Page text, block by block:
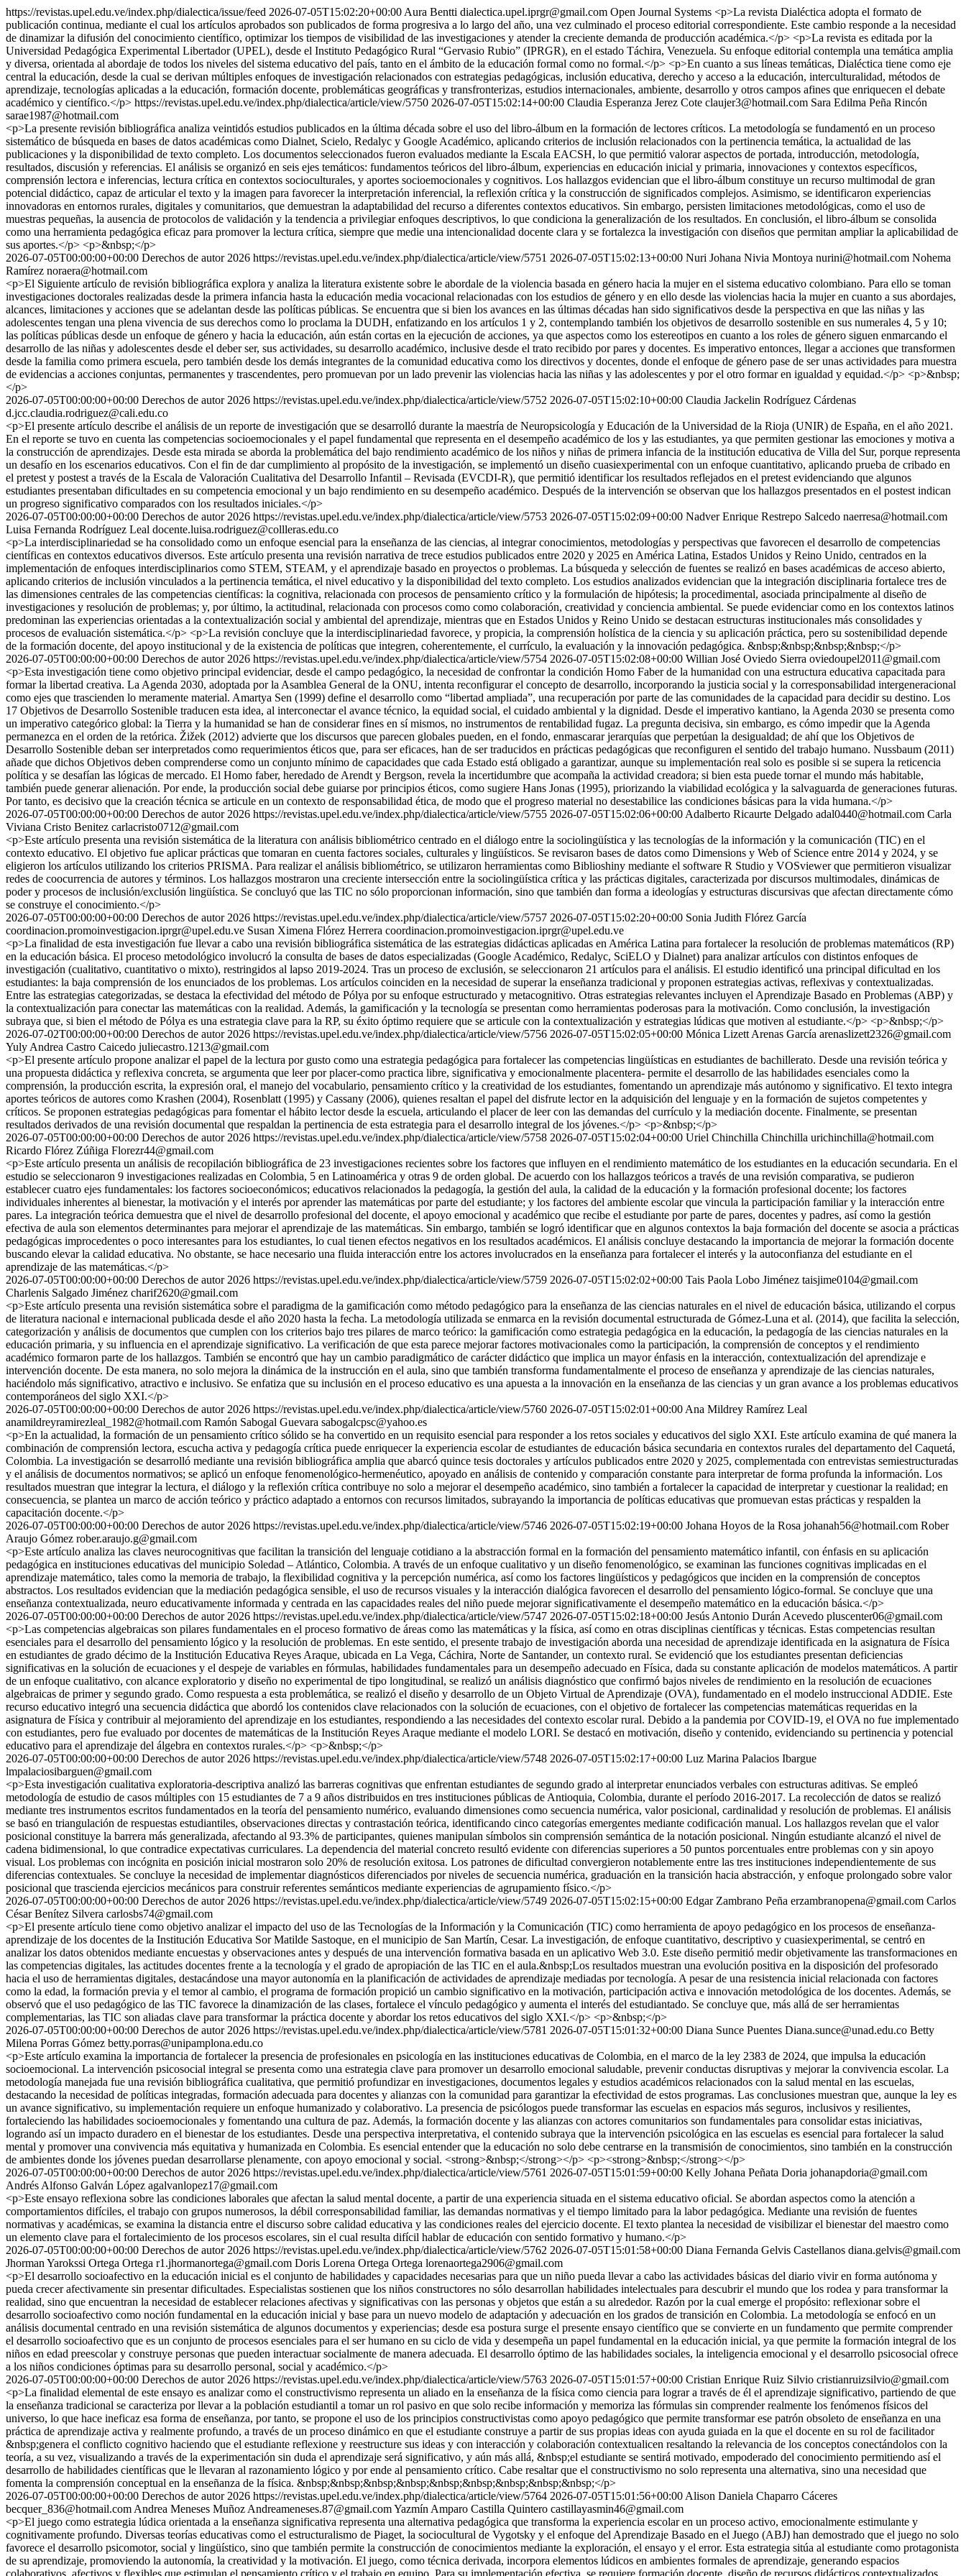
https://revistas.upel.edu.ve/index.php/dialectica/issue/feed 2026-07-05T15:02:20+00:00 Aura Bentti dialectica.upel.iprgr@gmail.com Open Journal Systems <p>La revista Dialéctica adopta el formato de
publicación continua, mediante el cual los artículos aprobados son publicados de forma progresiva a lo largo del año, una vez culminado el proceso editorial correspondiente. Este cambio responde a la necesidad
de dinamizar la difusión del conocimiento científico, optimizar los tiempos de visibilidad de las investigaciones y atender la creciente demanda de producción académica.</p> <p>La revista es editada por la
Universidad Pedagógica Experimental Libertador (UPEL), desde el Instituto Pedagógico Rural “Gervasio Rubio” (IPRGR), en el estado Táchira, Venezuela. Su enfoque editorial contempla una temática amplia
y diversa, orientada al abordaje de todos los niveles del sistema educativo del país, tanto en el ámbito de la educación formal como no formal.</p> <p>En cuanto a sus líneas temáticas, Dialéctica tiene como eje
central la educación, desde la cual se derivan múltiples enfoques de investigación relacionados con estrategias pedagógicas, inclusión educativa, derecho y acceso a la educación, interculturalidad, métodos de
aprendizaje, tecnologías aplicadas a la educación, formación docente, problemáticas geográficas y transfronterizas, estudios internacionales, ambiente, desarrollo y otros campos afines que enriquecen el debate
académico y científico.</p> https://revistas.upel.edu.ve/index.php/dialectica/article/view/5750 2026-07-05T15:02:14+00:00 Claudia Esperanza Jerez Cote claujer3@hotmail.com Sara Edilma Peña Rincón
sarae1987@hotmail.com
<p>La presente revisión bibliográfica analiza veintidós estudios publicados en la última década sobre el uso del libro-álbum en la formación de lectores críticos. La metodología se fundamentó en un proceso
sistemático de búsqueda en bases de datos académicas como Dialnet, Scielo, Redalyc y Google Académico, aplicando criterios de inclusión relacionados con la pertinencia temática, la actualidad de las
publicaciones y la disponibilidad de texto completo. Los documentos seleccionados fueron evaluados mediante la Escala EACSH, lo que permitió valorar aspectos de portada, introducción, metodología,
resultados, discusión y referencias. El análisis se organizó en seis ejes temáticos: fundamentos teóricos del libro-álbum, experiencias en educación inicial y primaria, innovaciones y contextos específicos,
comprensión lectora e inferencias, lectura crítica en contextos socioculturales, y aportes socioemocionales y cognitivos. Los hallazgos evidencian que el libro-álbum constituye un recurso multimodal de gran
potencial didáctico, capaz de articular el texto y la imagen para favorecer la interpretación inferencial, la reflexión crítica y la construcción de significados complejos. Asimismo, se identificaron experiencias
innovadoras en entornos rurales, digitales y comunitarios, que demuestran la adaptabilidad del recurso a diferentes contextos educativos. Sin embargo, persisten limitaciones metodológicas, como el uso de
muestras pequeñas, la ausencia de protocolos de validación y la tendencia a privilegiar enfoques descriptivos, lo que condiciona la generalización de los resultados. En conclusión, el libro-álbum se consolida
como una herramienta pedagógica eficaz para promover la lectura crítica, siempre que medie una intencionalidad docente clara y se fortalezca la investigación con diseños que permitan ampliar la aplicabilidad de
sus aportes.</p> <p>&nbsp;</p>
2026-07-05T00:00:00+00:00 Derechos de autor 2026 https://revistas.upel.edu.ve/index.php/dialectica/article/view/5751 2026-07-05T15:02:13+00:00 Nuri Johana Nivia Montoya nurini@hotmail.com Nohema
Ramírez noraera@hotmail.com
<p>El Siguiente artículo de revisión bibliográfica explora y analiza la literatura existente sobre le abordale de la violencia basada en género hacia la mujer en el sistema educativo colombiano. Para ello se toman
investigaciones doctorales realizadas desde la primera infancia hasta la educación media vocacional relacionadas con los estudios de género y en ello desde las violencias hacia la mujer en cuanto a sus abordajes,
alcances, limitaciones y acciones que se adelantan desde las políticas públicas. Se encuentra que si bien los avances en las últimas décadas han sido significativos desde la perspectiva en que las niñas y las
adolescentes tengan una plena vivencia de sus derechos como lo proclama la DUDH, enfatizando en los artículos 1 y 2, contemplando también los objetivos de desarrollo sostenible en sus numerales 4, 5 y 10;
las políticas públicas desde un enfoque de género y hacia la educación, aún están cortas en la ejecución de acciones, ya que aspectos como los estereotipos en cuanto a los roles de género siguen enmarcando el
desarrollo de las niñas y adolescentes desde el deber ser, sus actividades, su desarrollo académico, inclusive desde el trato recibido por pares y docentes. Es imperativo entonces, llegar a acciones que transformen
desde la familia como primera escuela, pero también desde los demás integrantes de la comunidad educativa como los directivos y docentes, donde el enfoque de género pase de ser unas actividades para muestra
de evidencias a acciones conjuntas, permanentes y trascendentes, pero promuevan por un lado prevenir las violencias hacia las niñas y las adolescentes y por el otro formar en igualdad y equidad.</p> <p>&nbsp;
</p>
2026-07-05T00:00:00+00:00 Derechos de autor 2026 https://revistas.upel.edu.ve/index.php/dialectica/article/view/5752 2026-07-05T15:02:10+00:00 Claudia Jackelin Rodríguez Cárdenas
d.jcc.claudia.rodriguez@cali.edu.co
<p>El presente artículo describe el análisis de un reporte de investigación que se desarrolló durante la maestría de Neuropsicología y Educación de la Universidad de la Rioja (UNIR) de España, en el año 2021.
En el reporte se tuvo en cuenta las competencias socioemocionales y el papel fundamental que representa en el desempeño académico de los y las estudiantes, ya que permiten gestionar las emociones y motiva a
la construcción de aprendizajes. Desde esta mirada se aborda la problemática del bajo rendimiento académico de los niños y niñas de primera infancia de la institución educativa de Villa del Sur, porque representa
un desafío en los escenarios educativos. Con el fin de dar cumplimiento al propósito de la investigación, se implementó un diseño cuasiexperimental con un enfoque cuantitativo, aplicando prueba de cribado en
el pretest y postest a través de la Escala de Valoración Cualitativa del Desarrollo Infantil – Revisada (EVCDI-R), que permitió identificar los resultados reflejados en el pretest evidenciando que algunos
estudiantes presentaban dificultades en su competencia emocional y un bajo rendimiento en su desempeño académico. Después de la intervención se observan que los hallazgos presentados en el postest indican
un progreso significativo comparados con los resultados iniciales.</p>
2026-07-05T00:00:00+00:00 Derechos de autor 2026 https://revistas.upel.edu.ve/index.php/dialectica/article/view/5753 2026-07-05T15:02:09+00:00 Nadver Enrique Restrepo Salcedo naerresa@hotmail.com
Luisa Fernanda Rodríguez Leal docente.luisa.rodriguez@collleras.edu.co
<p>La interdisciplinariedad se ha consolidado como un enfoque esencial para la enseñanza de las ciencias, al integrar conocimientos, metodologías y perspectivas que favorecen el desarrollo de competencias
científicas en contextos educativos diversos. Este artículo presenta una revisión narrativa de trece estudios publicados entre 2020 y 2025 en América Latina, Estados Unidos y Reino Unido, centrados en la
implementación de enfoques interdisciplinarios como STEM, STEAM, y el aprendizaje basado en proyectos o problemas. La búsqueda y selección de fuentes se realizó en bases académicas de acceso abierto,
aplicando criterios de inclusión vinculados a la pertinencia temática, el nivel educativo y la disponibilidad del texto completo. Los estudios analizados evidencian que la integración disciplinaria fortalece tres de
las dimensiones centrales de las competencias científicas: la cognitiva, relacionada con procesos de pensamiento crítico y la formulación de hipótesis; la procedimental, asociada principalmente al diseño de
investigaciones y resolución de problemas; y, por último, la actitudinal, relacionada con procesos como como colaboración, creatividad y conciencia ambiental. Se puede evidenciar como en los contextos latinos
predominan las experiencias orientadas a la contextualización social y ambiental del aprendizaje, mientras que en Estados Unidos y Reino Unido se destacan estructuras institucionales más consolidades y
procesos de evaluación sistemática.</p> <p>La revisión concluye que la interdisciplinariedad favorece, y propicia, la comprensión holística de la ciencia y su aplicación práctica, pero su sostenibilidad depende
de la formación docente, del apoyo institucional y de la existencia de políticas que integren, coherentemente, el currículo, la evaluación y la innovación pedagógica. &nbsp;&nbsp;&nbsp;&nbsp;</p>
2026-07-05T00:00:00+00:00 Derechos de autor 2026 https://revistas.upel.edu.ve/index.php/dialectica/article/view/5754 2026-07-05T15:02:08+00:00 Willian José Oviedo Sierra oviedoupel2011@gmail.com
<p>Esta investigación tiene como objetivo principal evidenciar, desde el campo pedagógico, la necesidad de confrontar la condición Homo Faber de la humanidad con una estructura educativa capacitada para
formar la libertad creativa. La Agenda 2030, adoptada por la Asamblea General de la ONU, intenta reconfigurar el concepto de desarrollo, incorporando la justicia social y la corresponsabilidad intergeneracional
como ejes que trascienden lo meramente material. Amartya Sen (1999) define el desarrollo como “libertad ampliada”, una recuperación por parte de las comunidades de la capacidad para decidir su destino. Los
17 Objetivos de Desarrollo Sostenible traducen esta idea, al interconectar el avance técnico, la equidad social, el cuidado ambiental y la dignidad. Desde el imperativo kantiano, la Agenda 2030 se presenta como
un imperativo categórico global: la Tierra y la humanidad se han de considerar fines en sí mismos, no instrumentos de rentabilidad fugaz. La pregunta decisiva, sin embargo, es cómo impedir que la Agenda
permanezca en el orden de la retórica. Žižek (2012) advierte que los discursos que parecen globales pueden, en el fondo, enmascarar jerarquías que perpetúan la desigualdad; de ahí que los Objetivos de
Desarrollo Sostenible deban ser interpretados como requerimientos éticos que, para ser eficaces, han de ser traducidos en prácticas pedagógicas que reconfiguren el sentido del trabajo humano. Nussbaum (2011)
añade que dichos Objetivos deben comprenderse como un conjunto mínimo de capacidades que cada Estado está obligado a garantizar, aunque su implementación real solo es posible si se supera la reticencia
política y se desafían las lógicas de mercado. El Homo faber, heredado de Arendt y Bergson, revela la incertidumbre que acompaña la actividad creadora; si bien esta puede tornar el mundo más habitable,
también puede generar alienación. Por ende, la producción social debe guiarse por principios éticos, como sugiere Hans Jonas (1995), priorizando la viabilidad ecológica y la salvaguarda de generaciones futuras.
Por tanto, es decisivo que la creación técnica se articule en un contexto de responsabilidad ética, de modo que el progreso material no desestabilice las condiciones básicas para la vida humana.</p>
2026-07-05T00:00:00+00:00 Derechos de autor 2026 https://revistas.upel.edu.ve/index.php/dialectica/article/view/5755 2026-07-05T15:02:06+00:00 Adalberto Ricaurte Delgado adal0440@hotmail.com Carla
Viviana Cristo Benitez carlacristo0712@gmail.com
<p>Este artículo presenta una revisión sistemática de la literatura con análisis bibliométrico centrado en el diálogo entre la sociolingüística y las tecnologías de la información y la comunicación (TIC) en el
contexto educativo. El objetivo fue aplicar prácticas que tomaran en cuenta factores sociales, culturales y lingüísticos. Se revisaron bases de datos como Dimensions y Web of Science entre 2014 y 2024, y se
eligieron los artículos utilizando los criterios PRISMA. Para realizar el análisis bibliométrico, se utilizaron herramientas como Biblioshiny mediante el software R Studio y VOSviewer que permitieron visualizar
redes de coocurrencia de autores y términos. Los hallazgos mostraron una creciente intersección entre la sociolingüística crítica y las prácticas digitales, caracterizada por discursos multimodales, dinámicas de
poder y procesos de inclusión/exclusión lingüística. Se concluyó que las TIC no sólo proporcionan información, sino que también dan forma a ideologías y estructuras discursivas que afectan directamente cómo
se construye el conocimiento.</p>
2026-07-05T00:00:00+00:00 Derechos de autor 2026 https://revistas.upel.edu.ve/index.php/dialectica/article/view/5757 2026-07-05T15:02:20+00:00 Sonia Judith Flórez García
coordinacion.promoinvestigacion.iprgr@upel.edu.ve Susan Ximena Flórez Herrera coordinacion.promoinvestigacion.iprgr@upel.edu.ve
<p>La finalidad de esta investigación fue llevar a cabo una revisión bibliográfica sistemática de las estrategias didácticas aplicadas en América Latina para fortalecer la resolución de problemas matemáticos (RP)
en la educación básica. El proceso metodológico involucró la consulta de bases de datos especializadas (Google Académico, Redalyc, SciELO y Dialnet) para analizar artículos con distintos enfoques de
investigación (cualitativo, cuantitativo o mixto), restringidos al lapso 2019-2024. Tras un proceso de exclusión, se seleccionaron 21 artículos para el análisis. El estudio identificó una principal dificultad en los
estudiantes: la baja comprensión de los enunciados de los problemas. Los artículos coinciden en la necesidad de superar la enseñanza tradicional y proponen estrategias activas, reflexivas y contextualizadas.
Entre las estrategias categorizadas, se destaca la efectividad del método de Pólya por su enfoque estructurado y metacognitivo. Otras estrategias relevantes incluyen el Aprendizaje Basado en Problemas (ABP) y
la contextualización para conectar las matemáticas con la realidad. Además, la gamificación y la tecnología se presentan como herramientas poderosas para la motivación. Como conclusión, la investigación
subraya que, si bien el método de Pólya es una estrategia clave para la RP, su éxito óptimo requiere que se articule con la contextualización y estrategias lúdicas que motiven al estudiante.</p> <p>&nbsp;</p>
2026-07-02T00:00:00+00:00 Derechos de autor 2026 https://revistas.upel.edu.ve/index.php/dialectica/article/view/5756 2026-07-05T15:02:05+00:00 Mónica Lizett Arenas García arenaslizett2326@gmail.com
Yuly Andrea Castro Caicedo juliecastro.1213@gmail.com
<p>El presente artículo propone analizar el papel de la lectura por gusto como una estrategia pedagógica para fortalecer las competencias lingüísticas en estudiantes de bachillerato. Desde una revisión teórica y
una propuesta didáctica y reflexiva concreta, se argumenta que leer por placer-como practica libre, significativa y emocionalmente placentera- permite el desarrollo de las habilidades esenciales como la
comprensión, la producción escrita, la expresión oral, el manejo del vocabulario, pensamiento crítico y la creatividad de los estudiantes, fomentando un aprendizaje más autónomo y significativo. El texto integra
aportes teóricos de autores como Krashen (2004), Rosenblatt (1995) y Cassany (2006), quienes resaltan el papel del disfrute lector en la adquisición del lenguaje y en la formación de sujetos competentes y
críticos. Se proponen estrategias pedagógicas para fomentar el hábito lector desde la escuela, articulando el placer de leer con las demandas del currículo y la mediación docente. Finalmente, se presentan
resultados derivados de una revisión documental que respaldan la pertinencia de esta estrategia para el desarrollo integral de los jóvenes.</p> <p>&nbsp;</p>
2026-07-05T00:00:00+00:00 Derechos de autor 2026 https://revistas.upel.edu.ve/index.php/dialectica/article/view/5758 2026-07-05T15:02:04+00:00 Uriel Chinchilla Chinchilla urichinchilla@hotmail.com
Ricardo Flórez Zúñiga Florezr44@gmail.com
<p>Este artículo presenta un análisis de recopilación bibliográfica de 23 investigaciones recientes sobre los factores que influyen en el rendimiento matemático de los estudiantes en la educación secundaria. En el
estudio se seleccionaron 9 investigaciones realizadas en Colombia, 5 en Latinoamérica y otras 9 de orden global. De acuerdo con los hallazgos teóricos a través de una revisión comparativa, se pudieron
establecer cuatro ejes fundamentales: los factores socioeconómicos; educativos relacionados la pedagogía, la gestión del aula, la calidad de la educación y la formación profesional docente; los factores
individuales inherentes al bienestar, la motivación y el interés por aprender las matemáticas por parte del estudiante; y los factores del ambiente escolar que vincula la participación familiar y la interacción entre
pares. La integración teórica demuestra que el nivel de desarrollo profesional del docente, el apoyo emocional y académico que recibe el estudiante por parte de pares, docentes y padres, así como la gestión
efectiva de aula son elementos determinantes para mejorar el aprendizaje de las matemáticas. Sin embargo, también se logró identificar que en algunos contextos la baja formación del docente se asocia a prácticas
pedagógicas improcedentes o poco interesantes para los estudiantes, lo cual tienen efectos negativos en los resultados académicos. El análisis concluye destacando la importancia de mejorar la formación docente
buscando elevar la calidad educativa. No obstante, se hace necesario una fluida interacción entre los actores involucrados en la enseñanza para fortalecer el interés y la autoconfianza del estudiante en el
aprendizaje de las matemáticas.</p>
2026-07-05T00:00:00+00:00 Derechos de autor 2026 https://revistas.upel.edu.ve/index.php/dialectica/article/view/5759 2026-07-05T15:02:02+00:00 Tais Paola Lobo Jiménez taisjime0104@gmail.com
Charlenis Salgado Jiménez charif2620@gmail.com
<p>Este artículo presenta una revisión sistemática sobre el paradigma de la gamificación como método pedagógico para la enseñanza de las ciencias naturales en el nivel de educación básica, utilizando el corpus
de literatura nacional e internacional publicada desde el año 2020 hasta la fecha. La metodología utilizada se enmarca en la revisión documental estructurada de Gómez-Luna et al. (2014), que facilita la selección,
categorización y análisis de documentos que cumplen con los criterios bajo tres pilares de marco teórico: la gamificación como estrategia pedagógica en la educación, la pedagogía de las ciencias naturales en la
educación primaria, y su influencia en el aprendizaje significativo. La verificación de que esta parece mejorar factores motivacionales como la participación, la comprensión de conceptos y el rendimiento
académico formaron parte de los hallazgos. También se encontró que hay un cambio paradigmático de carácter didáctico que implica un mayor énfasis en la interacción, contextualización del aprendizaje e
intervención docente. De esta manera, no solo mejora la dinámica de la instrucción en el aula, sino que también transforma fundamentalmente el proceso de enseñanza y aprendizaje de las ciencias naturales,
haciéndolo más significativo, atractivo e inclusivo. Se enfatiza que su inclusión en el proceso educativo es una apuesta a la innovación en la enseñanza de las ciencias y un gran avance a los problemas educativos
contemporáneos del siglo XXI.</p>
2026-07-05T00:00:00+00:00 Derechos de autor 2026 https://revistas.upel.edu.ve/index.php/dialectica/article/view/5760 2026-07-05T15:02:01+00:00 Ana Mildrey Ramírez Leal
anamildreyramirezleal_1982@hotmail.com Ramón Sabogal Guevara sabogalcpsc@yahoo.es
<p>En la actualidad, la formación de un pensamiento crítico sólido se ha convertido en un requisito esencial para responder a los retos sociales y educativos del siglo XXI. Este artículo examina de qué manera la
combinación de comprensión lectora, escucha activa y pedagogía crítica puede enriquecer la experiencia escolar de estudiantes de educación básica secundaria en contextos rurales del departamento del Caquetá,
Colombia. La investigación se desarrolló mediante una revisión bibliográfica amplia que abarcó quince tesis doctorales y artículos publicados entre 2020 y 2025, complementada con entrevistas semiestructuradas
y el análisis de documentos normativos; se aplicó un enfoque fenomenológico-hermenéutico, apoyado en análisis de contenido y comparación constante para interpretar de forma profunda la información. Los
resultados muestran que integrar la lectura, el diálogo y la reflexión crítica contribuye no solo a mejorar el desempeño académico, sino también a fortalecer la capacidad de interpretar y cuestionar la realidad; en
consecuencia, se plantea un marco de acción teórico y práctico adaptado a entornos con recursos limitados, subrayando la importancia de políticas educativas que promuevan estas prácticas y respalden la
capacitación docente.</p>
2026-07-05T00:00:00+00:00 Derechos de autor 2026 https://revistas.upel.edu.ve/index.php/dialectica/article/view/5746 2026-07-05T15:02:19+00:00 Johana Hoyos de la Rosa johanah56@hotmail.com Rober
Araujo Gómez rober.araujo.g@gmail.com
<p>Este artículo analiza las claves neurocognitivas que facilitan la transición del lenguaje cotidiano a la abstracción formal en la formación del pensamiento matemático infantil, con énfasis en su aplicación
pedagógica en instituciones educativas del municipio Soledad – Atlántico, Colombia. A través de un enfoque cualitativo y un diseño fenomenológico, se examinan las funciones cognitivas implicadas en el
aprendizaje matemático, tales como la memoria de trabajo, la flexibilidad cognitiva y la percepción numérica, así como los factores lingüísticos y pedagógicos que inciden en la comprensión de conceptos
abstractos. Los resultados evidencian que la mediación pedagógica sensible, el uso de recursos visuales y la interacción dialógica favorecen el desarrollo del pensamiento lógico-formal. Se concluye que una
enseñanza contextualizada, neuro educativamente informada y centrada en las capacidades reales del niño puede mejorar significativamente el desempeño matemático en la educación básica.</p>
2026-07-05T00:00:00+00:00 Derechos de autor 2026 https://revistas.upel.edu.ve/index.php/dialectica/article/view/5747 2026-07-05T15:02:18+00:00 Jesús Antonio Durán Acevedo pluscenter06@gmail.com
<p>Las competencias algebraicas son pilares fundamentales en el proceso formativo de áreas como las matemáticas y la física, así como en otras disciplinas científicas y técnicas. Estas competencias resultan
esenciales para el desarrollo del pensamiento lógico y la resolución de problemas. En este sentido, el presente trabajo de investigación aborda una necesidad de aprendizaje identificada en la asignatura de Física
en estudiantes de grado décimo de la Institución Educativa Reyes Araque, ubicada en La Vega, Cáchira, Norte de Santander, un contexto rural. Se evidenció que los estudiantes presentan deficiencias
significativas en la solución de ecuaciones y el despeje de variables en fórmulas, habilidades fundamentales para un desempeño adecuado en Física, dada su constante aplicación de modelos matemáticos. A partir
de un enfoque cualitativo, con alcance exploratorio y diseño no experimental de tipo longitudinal, se realizó un análisis diagnóstico que confirmó bajos niveles de rendimiento en la resolución de ecuaciones
algebraicas de primer y segundo grado. Como respuesta a esta problemática, se realizó el diseño y desarrollo de un Objeto Virtual de Aprendizaje (OVA), fundamentado en el modelo instruccional ADDIE. Este
recurso educativo integró una secuencia didáctica que abordó los contenidos clave relacionados con la solución de ecuaciones, con el objetivo de fortalecer las competencias matemáticas requeridas en la
asignatura de Física y contribuir al mejoramiento del aprendizaje en los estudiantes, respondiendo a las necesidades del contexto escolar rural. Debido a la pandemia por COVID-19, el OVA no fue implementado
con estudiantes, pero fue evaluado por docentes de matemáticas de la Institución Reyes Araque mediante el modelo LORI. Se destacó en motivación, diseño y contenido, evidenciando su pertinencia y potencial
educativo para el aprendizaje del álgebra en contextos rurales.</p> <p>&nbsp;</p>
2026-07-05T00:00:00+00:00 Derechos de autor 2026 https://revistas.upel.edu.ve/index.php/dialectica/article/view/5748 2026-07-05T15:02:17+00:00 Luz Marina Palacios Ibargue
lmpalaciosibarguen@gmail.com
<p>Esta investigación cualitativa exploratoria-descriptiva analizó las barreras cognitivas que enfrentan estudiantes de segundo grado al interpretar enunciados verbales con estructuras aditivas. Se empleó
metodología de estudio de casos múltiples con 15 estudiantes de 7 a 9 años distribuidos en tres instituciones públicas de Antioquia, Colombia, durante el período 2016-2017. La recolección de datos se realizó
mediante tres instrumentos escritos fundamentados en la teoría del pensamiento numérico, evaluando dimensiones como secuencia numérica, valor posicional, cardinalidad y resolución de problemas. El análisis
se basó en triangulación de respuestas estudiantiles, observaciones directas y contrastación teórica, identificando cinco categorías emergentes mediante codificación manual. Los hallazgos revelan que el valor
posicional constituye la barrera más generalizada, afectando al 93.3% de participantes, quienes manipulan símbolos sin comprensión semántica de la notación posicional. Ningún estudiante alcanzó el nivel de
cadena bidimensional, lo que contradice expectativas curriculares. La dependencia del material concreto resultó evidente con diferencias superiores a 50 puntos porcentuales entre problemas con y sin apoyo
visual. Los problemas con incógnita en posición inicial mostraron solo 20% de resolución exitosa. Los patrones de dificultad convergieron notablemente entre las tres instituciones independientemente de sus
diferencias contextuales. Se concluye la necesidad de implementar diagnósticos diferenciados por niveles de secuencia numérica, graduación en la transición hacia abstracción, y enfoque prolongado sobre valor
posicional que trascienda ejercicios mecánicos para construir referentes semánticos mediante experiencias de agrupamiento físico.</p>
2026-07-05T00:00:00+00:00 Derechos de autor 2026 https://revistas.upel.edu.ve/index.php/dialectica/article/view/5749 2026-07-05T15:02:15+00:00 Edgar Zambrano Peña erzambranopena@gmail.com Carlos
César Benítez Silvera carlosbs74@gmail.com
<p>El presente artículo tiene como objetivo analizar el impacto del uso de las Tecnologías de la Información y la Comunicación (TIC) como herramienta de apoyo pedagógico en los procesos de enseñanza-
aprendizaje de los docentes de la Institución Educativa Sor Matilde Sastoque, en el municipio de San Martín, Cesar. La investigación, de enfoque cuantitativo, descriptivo y cuasiexperimental, se centró en
analizar los datos obtenidos mediante encuestas y observaciones antes y después de una intervención formativa basada en un aplicativo Web 3.0. Este diseño permitió medir objetivamente las transformaciones en
las competencias digitales, las actitudes docentes frente a la tecnología y el grado de apropiación de las TIC en el aula.&nbsp;Los resultados muestran una evolución positiva en la disposición del profesorado
hacia el uso de herramientas digitales, destacándose una mayor autonomía en la planificación de actividades de aprendizaje mediadas por tecnología. A pesar de una resistencia inicial relacionada con factores
como la edad, la formación previa y el temor al cambio, el programa de formación propició un cambio significativo en la motivación, participación activa e innovación metodológica de los docentes. Además, se
observó que el uso pedagógico de las TIC favorece la dinamización de las clases, fortalece el vínculo pedagógico y aumenta el interés del estudiantado. Se concluye que, más allá de ser herramientas
complementarias, las TIC son aliadas clave para transformar la práctica docente y abordar los retos educativos del siglo XXI.</p> <p>&nbsp;</p>
2026-07-05T00:00:00+00:00 Derechos de autor 2026 https://revistas.upel.edu.ve/index.php/dialectica/article/view/5781 2026-07-05T15:01:32+00:00 Diana Sunce Puentes Diana.sunce@unad.edu.co Betty
Milena Porras Gómez betty.porras@unipamplona.edu.co
<p>Este artículo examina la importancia de fortalecer la presencia de profesionales en psicología en las instituciones educativas de Colombia, en el marco de la ley 2383 de 2024, que impulsa la educación
socioemocional. La intervención psicosocial integral se presenta como una estrategia clave para promover un desarrollo emocional saludable, prevenir conductas disruptivas y mejorar la convivencia escolar. La
metodología manejada fue una revisión bibliográfica cualitativa, que permitió profundizar en investigaciones, documentos legales y estudios académicos relacionados con la salud mental en las escuelas,
destacando la necesidad de políticas integradas, formación adecuada para docentes y alianzas con la comunidad para garantizar la efectividad de estos programas. Las conclusiones muestran que, aunque la ley es
un avance significativo, su implementación requiere un enfoque humanizado y colaborativo. La presencia de psicólogos puede transformar las escuelas en espacios más seguros, inclusivos y resilientes,
fortaleciendo las habilidades socioemocionales y fomentando una cultura de paz. Además, la formación docente y las alianzas con actores comunitarios son fundamentales para consolidar estas iniciativas,
logrando así un impacto duradero en el bienestar de los estudiantes. Desde una perspectiva interpretativa, el contenido subraya que la intervención psicológica en las escuelas es esencial para fortalecer la salud
mental y promover una convivencia más equitativa y humanizada en Colombia. Es esencial entender que la educación no solo debe centrarse en la transmisión de conocimientos, sino también en la construcción
de ambientes donde los jóvenes puedan desarrollarse plenamente, con apoyo emocional y social. <strong>&nbsp;</strong></p> <p><strong>&nbsp;</strong></p>
2026-07-05T00:00:00+00:00 Derechos de autor 2026 https://revistas.upel.edu.ve/index.php/dialectica/article/view/5761 2026-07-05T15:01:59+00:00 Kelly Johana Peñata Doria johanapdoria@gmail.com
Andrés Alfonso Galván López agalvanlopez17@gmail.com
<p>Este ensayo reflexiona sobre las condiciones laborales que afectan la salud mental docente, a partir de una experiencia situada en el sistema educativo oficial. Se abordan aspectos como la atención a
comportamientos difíciles, el trabajo con grupos numerosos, la débil corresponsabilidad familiar, las demandas normativas y el tiempo limitado para la labor pedagógica. Mediante una revisión de fuentes
normativas y académicas, se examina la distancia entre el discurso sobre calidad educativa y las condiciones reales del ejercicio docente. El texto plantea la necesidad de visibilizar el bienestar del maestro como
un elemento clave para el fortalecimiento de los procesos escolares, sin el cual resulta difícil hablar de educación con sentido formativo y humano.</p>
2026-07-05T00:00:00+00:00 Derechos de autor 2026 https://revistas.upel.edu.ve/index.php/dialectica/article/view/5762 2026-07-05T15:01:58+00:00 Diana Fernanda Gelvis Castellanos diana.gelvis@gmail.com
Jhorman Yarokssi Ortega Ortega r1.jhormanortega@gmail.com Doris Lorena Ortega Ortega lorenaortega2906@gmail.com
<p>El desarrollo socioafectivo en la educación inicial es el conjunto de habilidades y capacidades necesarias para que un niño pueda llevar a cabo las actividades básicas del diario vivir en forma autónoma y
pueda crecer afectivamente sin presentar dificultades. Especialistas sostienen que los niños constructores no sólo desarrollan habilidades intelectuales para descubrir el mundo que los rodea y para transformar la
realidad, sino que encuentran la necesidad de establecer relaciones afectivas y significativas con las personas y objetos que están a su alrededor. Razón por la cual emerge el propósito: reflexionar sobre el
desarrollo socioafectivo como noción fundamental en la educación inicial y base para un nuevo modelo de adaptación y adecuación en los grados de transición en Colombia. La metodología se enfocó en un
análisis documental centrado en una revisión sistemática de algunos documentos y experiencias; desde esa postura surge el presente ensayo científico que se convierte en un fundamento que permite comprender
el desarrollo socioafectivo que es un conjunto de procesos esenciales para el ser humano en su ciclo de vida y desempeña un papel fundamental en la educación inicial, ya que permite la formación integral de los
niños en edad preescolar y construye personas que pueden interactuar socialmente de manera adecuada. El desarrollo óptimo de las habilidades sociales, la inteligencia emocional y el desarrollo psicosocial ofrece
a los niños condiciones óptimas para su desarrollo personal, social y académico.</p>
2026-07-05T00:00:00+00:00 Derechos de autor 2026 https://revistas.upel.edu.ve/index.php/dialectica/article/view/5763 2026-07-05T15:01:57+00:00 Cristian Enrique Ruiz Silvio cristianruizsilvio@gmail.com
<p>La finalidad elemental de este ensayo es analizar como el constructivismo representa un aliado en la enseñanza de la física como ciencia para lograr a través de él el aprendizaje significativo, partiendo de que
la enseñanza tradicional se caracteriza por llevar a la población estudiantil a tomar un rol pasivo en que solo recibe información y memoriza las fórmulas sin comprender realmente los fenómenos físicos del
universo, lo que hace ineficaz esa forma de enseñanza, por tanto, se propone el uso de los principios constructivistas como apoyo pedagógico que permite transformar ese patrón obsoleto de enseñanza en una
práctica de aprendizaje activa y realmente profundo, a través de un proceso dinámico en que el estudiante construye a partir de sus propias ideas con ayuda guiada en la que el docente en su rol de facilitador
&nbsp;genera el conflicto cognitivo haciendo que el estudiante reflexione y reestructure sus ideas y con interacción y colaboración contextualicen resaltando la relevancia de los conceptos conectándolos con la
teoría, a su vez, visualizando a través de la experimentación sin duda el aprendizaje será significativo, y aún más allá, &nbsp;el estudiante se sentirá motivado, empoderado del conocimiento permitiendo así el
desarrollo de habilidades científicas que le llevaran al razonamiento lógico y por ende al pensamiento crítico. Cabe resaltar que el constructivismo no solo representa una alternativa, sino una necesidad que
fomenta la comprensión conceptual en la enseñanza de la física. &nbsp;&nbsp;&nbsp;&nbsp;&nbsp;&nbsp;&nbsp;&nbsp;&nbsp;</p>
2026-07-05T00:00:00+00:00 Derechos de autor 2026 https://revistas.upel.edu.ve/index.php/dialectica/article/view/5764 2026-07-05T15:01:56+00:00 Alison Daniela Chaparro Cáceres
becquer_836@hotmail.com Andrea Meneses Muñoz Andreameneses.87@gmail.comYazmín Amparo Castilla Quintero castillayasmin46@gmail.com
<p>El juego como estrategia lúdica orientada a la enseñanza significativa representa una alternativa pedagógica que transforma la experiencia escolar en un proceso activo, emocionalmente estimulante y
cognitivamente profundo. Diversas teorías educativas como el estructuralismo de Piaget, la sociocultural de Vygotsky y el enfoque del Aprendizaje Basado en el Juego (ABJ) han demostrado que el juego no solo
favorece el desarrollo psicomotor, social y lingüístico, sino que también permite la construcción de conocimientos mediante la exploración, el ensayo y el error. Esta estrategia sitúa al estudiante como protagonista
de su aprendizaje, promoviendo la autonomía, la creatividad y la motivación. El juego, como técnica derivada, incorpora elementos lúdicos en ambientes formales de aprendizaje, generando espacios
colaborativos, afectivos y flexibles que estimulan el pensamiento crítico y el trabajo en equipo. Para su implementación efectiva, se requiere formación docente, diseño de recursos didácticos contextualizados,